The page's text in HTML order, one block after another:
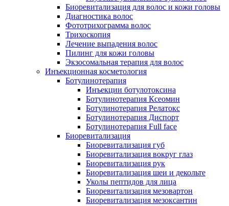
Биоревитализация для волос и кожи головы
Диагностика волос
Фототрихограмма волос
Трихоскопия
Лечение выпадения волос
Пилинг для кожи головы
Экзосомальная терапия для волос
Инъекционная косметология
Ботулинотерапия
Инъекции ботулотоксина
Ботулинотерапия Ксеомин
Ботулинотерапия Релатокс
Ботулинотерапия Диспорт
Ботулинотерапия Full face
Биоревитализация
Биоревитализация губ
Биоревитализация вокруг глаз
Биоревитализация рук
Биоревитализация шеи и декольте
Уколы пептидов для лица
Биоревитализация мезовартон
Биоревитализация мезоксантин